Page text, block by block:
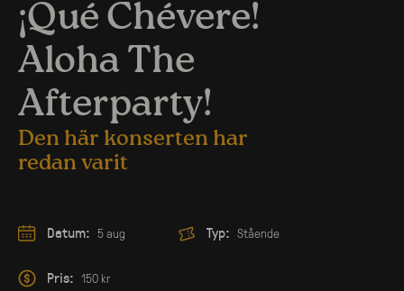
¡Qué Chévere!
Aloha The
Afterparty!
Den här konserten har
redan varit
Datum: 5 aug
Pris: 150 kr
Typ: Stående